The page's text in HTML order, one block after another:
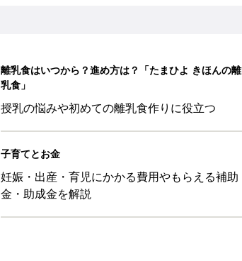
離乳食はいつから？進め方は？「たまひよ きほんの離
乳食」
授乳の悩みや初めての離乳食作りに役立つ
子育てとお金
妊娠・出産・育児にかかる費用やもらえる補助
金・助成金を解説